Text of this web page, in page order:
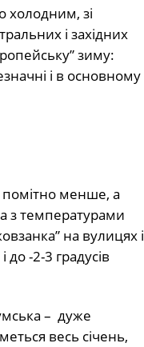
холодним, зі
і західних
зиму:
і в основному
помітно менше, а
з температурами
на вулицях і
до -2-3 градусів
– дуже
весь січень,